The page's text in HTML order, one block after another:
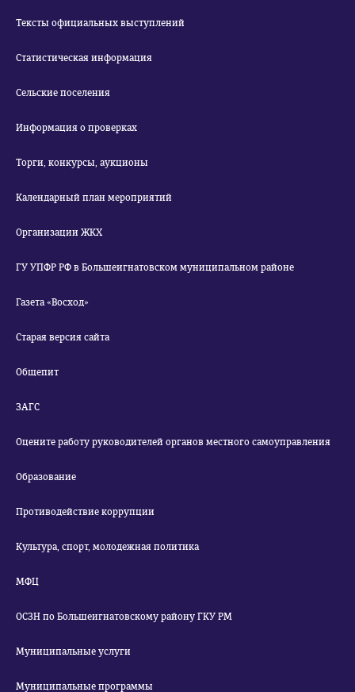
Тексты официальных выступлений
Статистическая информация
Сельские поселения
Информация о проверках
Торги, конкурсы, аукционы
Календарный план мероприятий
Организации ЖКХ
ГУ УПФР РФ в Большеигнатовском муниципальном районе
Газета «Восход»
Старая версия сайта
Общепит
ЗАГС
Оцените работу руководителей органов местного самоуправления
Образование
Противодействие коррупции
Культура, спорт, молодежная политика
МФЦ
ОСЗН по Большеигнатовскому району ГКУ РМ
Муниципальные услуги
Муниципальные программы